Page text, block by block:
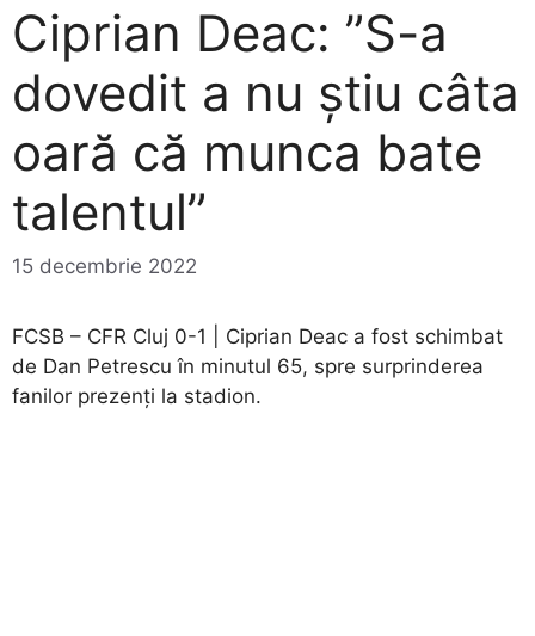
Ciprian Deac: ”S-a
dovedit a nu știu câta
oară că munca bate
talentul”
15 decembrie 2022
FCSB – CFR Cluj 0-1 | Ciprian Deac a fost schimbat
de Dan Petrescu în minutul 65, spre surprinderea
fanilor prezenți la stadion.